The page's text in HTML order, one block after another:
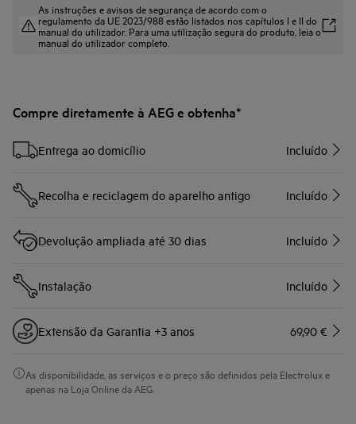
As instruções e avisos de segurança de acordo com o
regulamento da UE 2023/988 estão listados nos capítulos I e II do
manual do utilizador. Para uma utilização segura do produto, leia o
manual do utilizador completo.
Compre diretamente à AEG e obtenha*
Entrega ao domicílio Incluído
Recolha e reciclagem do aparelho antigo Incluído
Devolução ampliada até 30 dias Incluído
Instalação Incluído
Extensão da Garantia +3 anos 69,90 €
As disponibilidade, as serviços e o preço são definidos pela Electrolux e
apenas na Loja Online da AEG.